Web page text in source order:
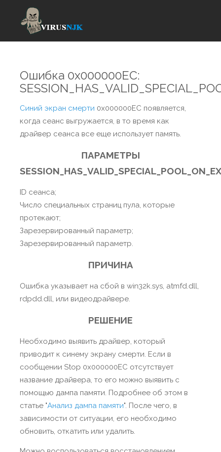
Ошибка 0x000000EC:
Синий экран смерти 0x000000EC появляется,
когда сеанс выгружается, в то время как
драйвер сеанса все еще использует память.
ПАРАМЕТРЫ
ID сеанса;
Число специальных страниц пула, которые
протекают;
Зарезервированный параметр;
Зарезервированный параметр.
ПРИЧИНА
Ошибка указывает на сбой в win32k.sys, atmfd.dll,
rdpdd.dll, или видеодрайвере.
РЕШЕНИЕ
Необходимо выявить драйвер, который
приводит к синему экрану смерти. Если в
сообщении Stop 0x000000EC отсутствует
название драйвера, то его можно выявить с
помощью дампа памяти. Подробнее об этом в
статье "Анализ дампа памяти". После чего, в
зависимости от ситуации, его необходимо
обновить, откатить или удалить.